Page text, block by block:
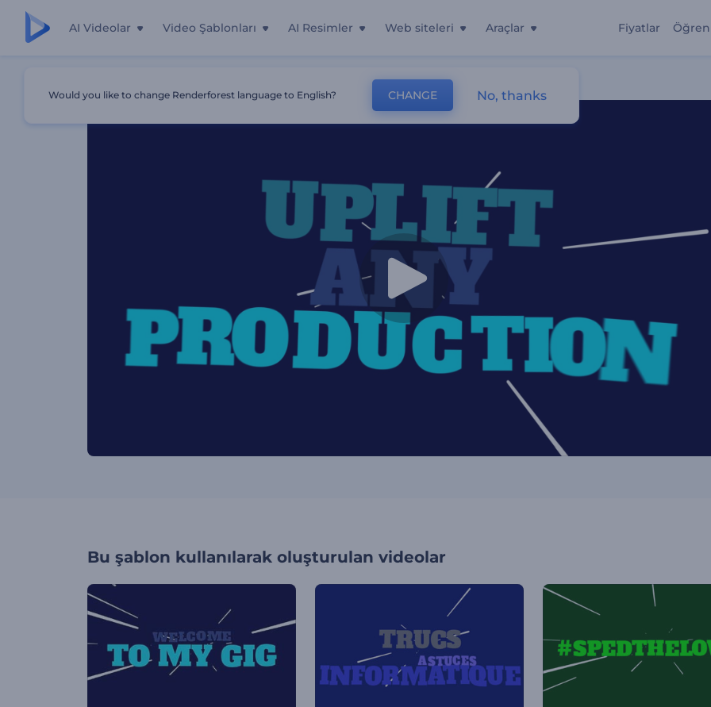
AI Videolar Video Şablonları AI Resimler Web siteleri Araçlar Fiyatlar Öğren
Bu şablon kullanılarak oluşturulan videolar
Would you like to change Renderforest language to English? CHANGE No, thanks